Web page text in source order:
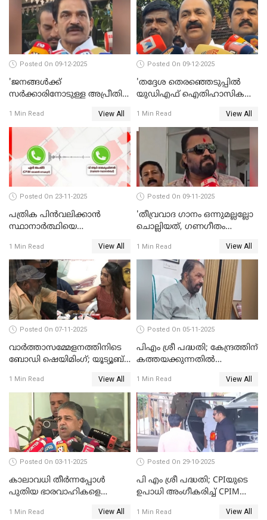
Posted On 09-12-2025
'ജനങ്ങള്‍ക്ക്
സര്‍ക്കാരിനോടുള്ള അപ്രീതി
പ്രതിഫലിക്കും'; കെ.സി
വേണുഗോപാല്‍ WATCH
1 Min Read View All
Posted On 09-12-2025
'തദ്ദേശ തെരഞ്ഞെടുപ്പില്‍
യുഡിഎഫ് ഐതിഹാസിക
സതീശന്‍ WATCH VIDEO
1 Min Read View All
Posted On 23-11-2025
പത്രിക പിന്‍വലിക്കാന്‍
സ്ഥാനാര്‍ത്ഥിയെ
WATCH VIDEO
1 Min Read View All
Posted On 09-11-2025
'തീവ്രവാദ ഗാനം ഒന്നുമല്ലല്ലോ
ചൊല്ലിയത്, ഗണഗീതം
ഭാഗം'; സുരേഷ് ഗോപി WATCH
VIDEO
1 Min Read View All
Posted On 07-11-2025
വാർത്താസമ്മേളനത്തിനിടെ
ബോഡി ഷെയിമിംഗ്; യൂട്യൂബ്
മറുപടിയുമായി ഗൗരി കിഷന്‍
WATCH VIDEO
1 Min Read View All
Posted On 05-11-2025
പിഎം ശ്രീ പദ്ധതി; കേന്ദ്രത്തിന്
കത്തയക്കുന്നതില്‍
വി.ശിവന്‍കുട്ടി WATCH VIDEO
1 Min Read View All
Posted On 03-11-2025
കാലാവധി തീര്‍ന്നപ്പോള്‍
പുതിയ ഭാരവാഹികളെ
WATCH VIDEO
1 Min Read View All
Posted On 29-10-2025
പി എം ശ്രീ പദ്ധതി; CPIയുടെ
ഉപാധി അംഗീകരിച്ച് CPIM
1 Min Read View All